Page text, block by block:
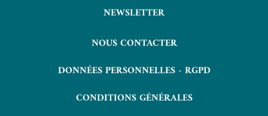
NEWSLETTER
NOUS CONTACTER
DONNÉES PERSONNELLES - RGPD
CONDITIONS GÉNÉRALES